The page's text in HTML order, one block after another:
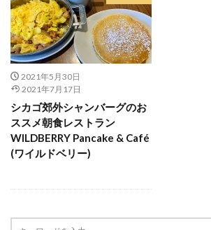
2021年5月30日
2021年7月17日
シカゴ郊外シャンバーグのお
ススメ朝食レストラン
WILDBERRY Pancake & Café
(ワイルドベリー)